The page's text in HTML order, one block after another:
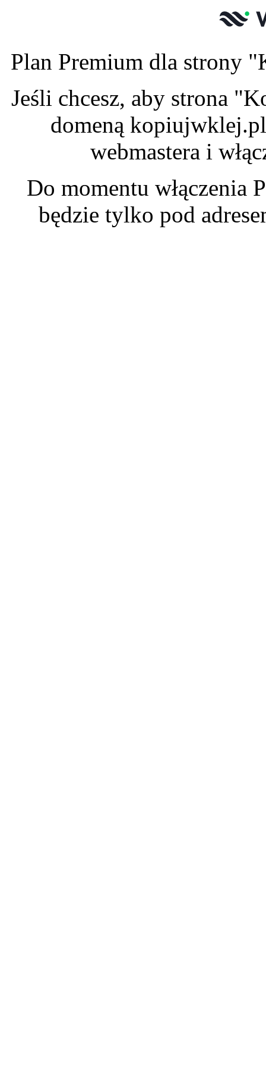
Plan Premium dla strony
Jeśli chcesz, aby strona
domeną
webmastera i
Do momentu włączenia
będzie tylko pod